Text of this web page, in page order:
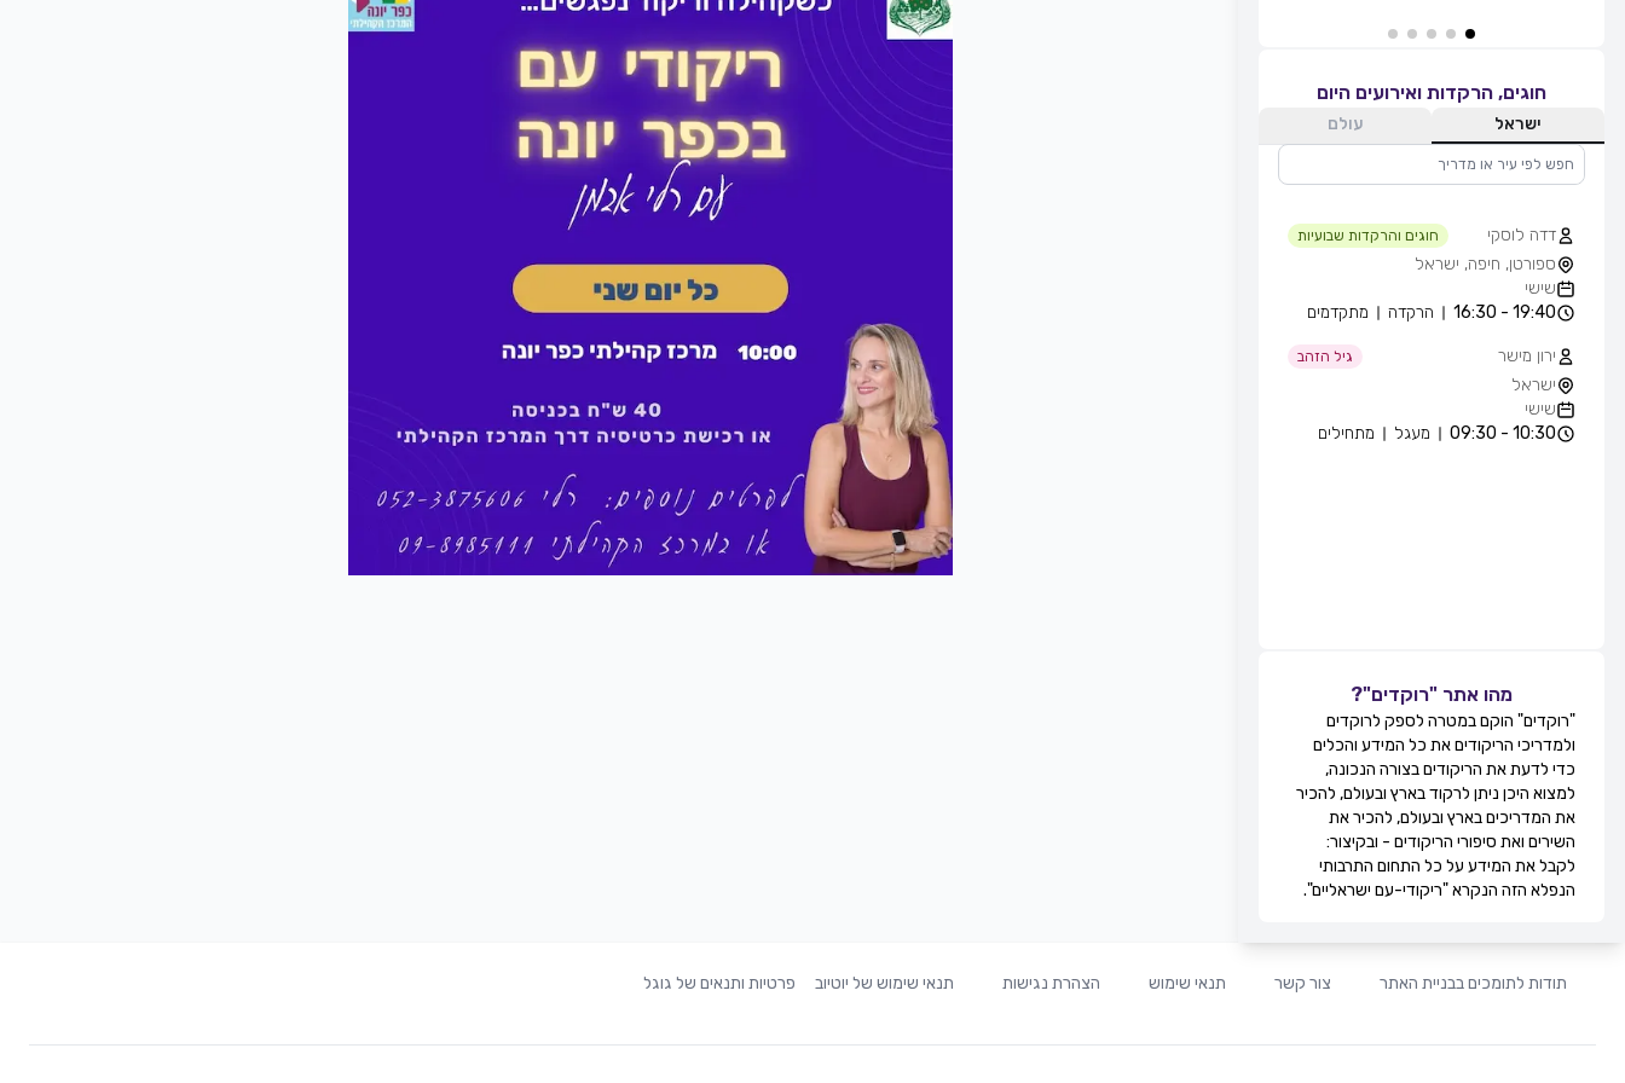
חוגים, הרקדות ואירועים היום
ישראל עולם
דדה לוסקי חוגים והרקדות שבועיות
ספורטן, חיפה, ישראל
שישי
19:40 - 16:30
הרקדה מתקדמים
ירון מישר גיל הזהב
ישראל
שישי
10:30 - 09:30
מעגל מתחילים
מהו אתר "רוקדים"?
"רוקדים" הוקם במטרה לספק לרוקדים
ולמדריכי הריקודים את כל המידע והכלים
כדי לדעת את הריקודים בצורה הנכונה,
למצוא היכן ניתן לרקוד בארץ ובעולם, להכיר
את המדריכים בארץ ובעולם, להכיר את
השירים ואת סיפורי הריקודים - ובקיצור:
לקבל את המידע על כל התחום התרבותי
הנפלא הזה הנקרא "ריקודי-עם ישראליים".
תודות לתומכים בבניית האתר צור קשר תנאי שימוש הצהרת נגישות תנאי שימוש של יוטיוב פרטיות ותנאים של גוגל